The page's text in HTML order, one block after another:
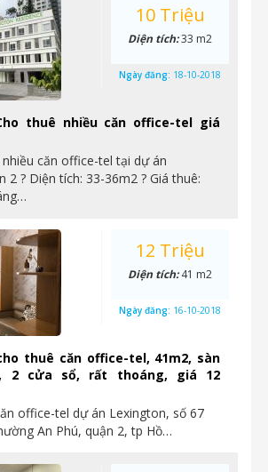
thuê nhiều căn office-tel giá
nhiều căn office-tel tại dự án
2 ? Diện tích: 33-36m2 ? Giá thuê:
10 Triệu
Diện tích:33 m2
Ngày đăng: 18-10-2018
thuê căn office-tel, 41m2, sàn
2 cửa sổ, rất thoáng, giá 12
office-tel dự án Lexington, số 67
An Phú, quận 2, tp Hồ…
12 Triệu
Diện tích:41 m2
Ngày đăng: 16-10-2018